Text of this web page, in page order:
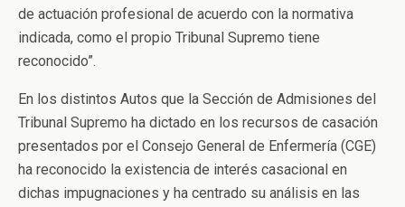
de actuación profesional de acuerdo con la normativa
indicada, como el propio Tribunal Supremo tiene
reconocido”.
En los distintos Autos que la Sección de Admisiones del
Tribunal Supremo ha dictado en los recursos de casación
presentados por el Consejo General de Enfermería (CGE)
ha reconocido la existencia de interés casacional en
dichas impugnaciones y ha centrado su análisis en las